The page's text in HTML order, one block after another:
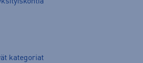
kategoriat